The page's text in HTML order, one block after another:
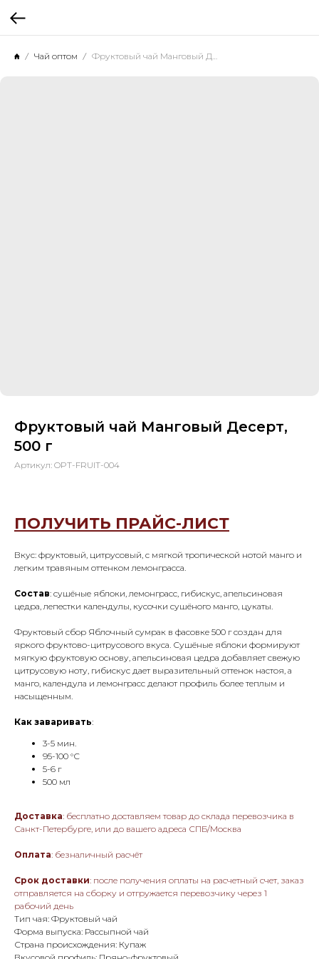
Чай оптом Фруктовый чай Манговый Десерт, 500 г
Фруктовый чай Манговый Десерт,
500 г
Артикул: OPT-FRUIT-004
ПОЛУЧИТЬ ПРАЙС-ЛИСТ
Вкус: фруктовый, цитрусовый, с мягкой тропической нотой манго и
легким травяным оттенком лемонграсса.
Состав: сушёные яблоки, лемонграсс, гибискус, апельсиновая
цедра, лепестки календулы, кусочки сушёного манго, цукаты.
Фруктовый сбор Яблочный сумрак в фасовке 500 г создан для
яркого фруктово-цитрусового вкуса. Сушёные яблоки формируют
мягкую фруктовую основу, апельсиновая цедра добавляет свежую
цитрусовую ноту, гибискус дает выразительный оттенок настоя, а
манго, календула и лемонграсс делают профиль более теплым и
насыщенным.
Как заваривать:
3-5 мин.
95-100 °С
5-6 г
500 мл
Доставка: бесплатно доставляем товар до склада перевозчика в
Санкт-Петербурге, или до вашего адреса СПБ/Москва
Оплата: безналичный расчёт
Срок доставки: после получения оплаты на расчетный счет, заказ
отправляется на сборку и отгружается перевозчику через 1
рабочий день
Тип чая: Фруктовый чай
Форма выпуска: Рассыпной чай
Страна происхождения: Купаж